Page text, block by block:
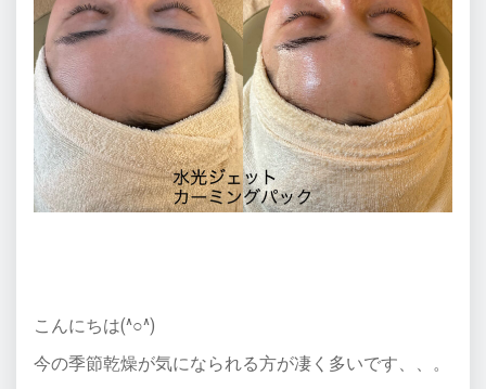
こんにちは(^○^)
今の季節乾燥が気になられる方が凄く多いです、、。